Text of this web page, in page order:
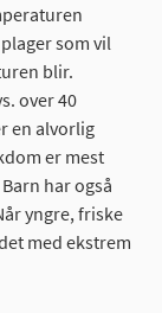
som vil
blir.
over 40
en alvorlig
er mest
har også
yngre, friske
med ekstrem